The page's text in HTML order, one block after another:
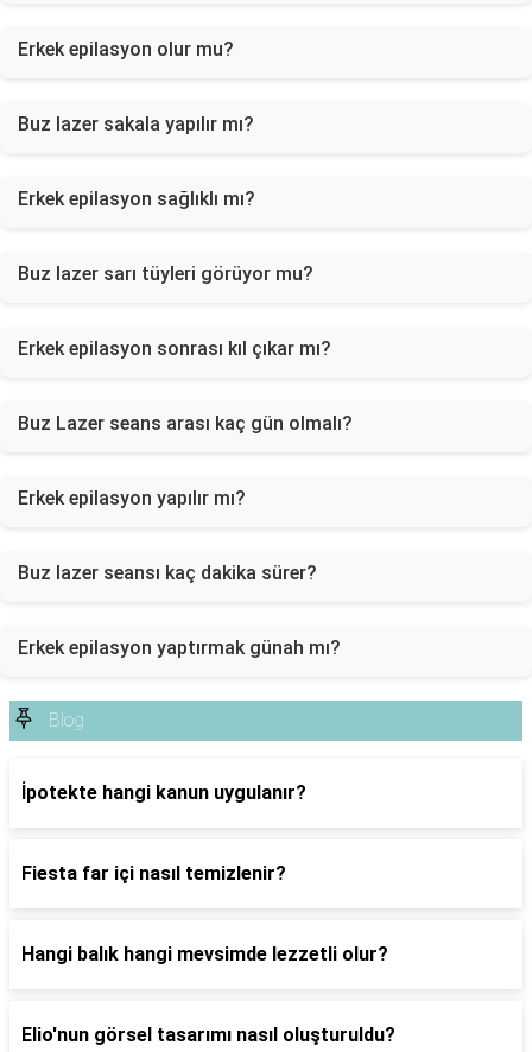
Erkek epilasyon olur mu?
Buz lazer sakala yapılır mı?
Erkek epilasyon sağlıklı mı?
Buz lazer sarı tüyleri görüyor mu?
Erkek epilasyon sonrası kıl çıkar mı?
Buz Lazer seans arası kaç gün olmalı?
Erkek epilasyon yapılır mı?
Buz lazer seansı kaç dakika sürer?
Erkek epilasyon yaptırmak günah mı?
Blog
İpotekte hangi kanun uygulanır?
Fiesta far içi nasıl temizlenir?
Hangi balık hangi mevsimde lezzetli olur?
Elio'nun görsel tasarımı nasıl oluşturuldu?